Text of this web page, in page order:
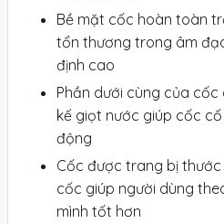
Bề mặt cốc hoàn toàn
tổn thương trong âm
định cao
Phần dưới cùng của
kế giọt nước giúp cốc
động
Cốc được trang bị
cốc giúp người dùng
mình tốt hơn